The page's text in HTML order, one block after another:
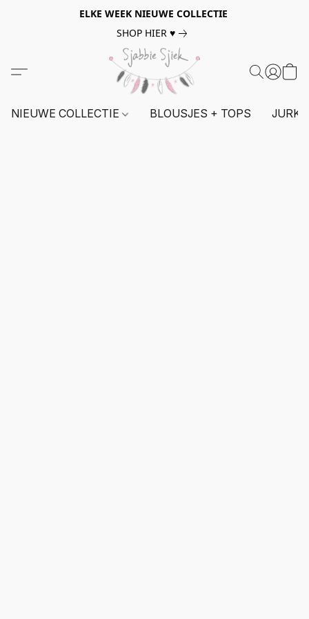
ELKE WEEK NIEUWE COLLECTIE
SHOP HIER ♥
NIEUWE COLLECTIE BLOUSJES + TOPS